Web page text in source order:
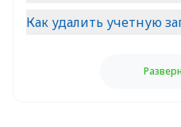
Как удалить учетную